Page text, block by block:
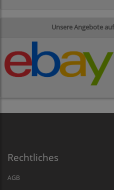
Unsere Angebote
Rechtliches
AGB